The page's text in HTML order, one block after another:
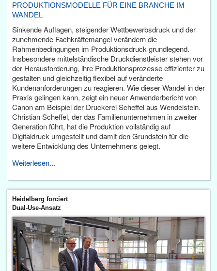
PRODUKTIONSMODELLE FÜR EINE BRANCHE IM
WANDEL
Sinkende Auflagen, steigender Wettbewerbsdruck und der
zunehmende Fachkräftemangel verändern die
Rahmenbedingungen im Produktionsdruck grundlegend.
Insbesondere mittelständische Druckdienstleister stehen vor
der Herausforderung, ihre Produktionsprozesse effizienter zu
gestalten und gleichzeitig flexibel auf veränderte
Kundenanforderungen zu reagieren. Wie dieser Wandel in der
Praxis gelingen kann, zeigt ein neuer Anwenderbericht von
Canon am Beispiel der Druckerei Scheffel aus Wendelstein.
Christian Scheffel, der das Familienunternehmen in zweiter
Generation führt, hat die Produktion vollständig auf
Digitaldruck umgestellt und damit den Grundstein für die
weitere Entwicklung des Unternehmens gelegt.
Weiterlesen...
Heidelberg forciert
Dual-Use-Ansatz